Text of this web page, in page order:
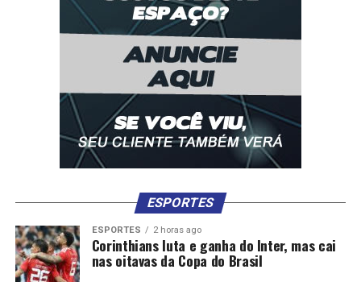
ESPORTES
ESPORTES 2 horas ago
Corinthians luta e ganha do Inter, mas cai
nas oitavas da Copa do Brasil